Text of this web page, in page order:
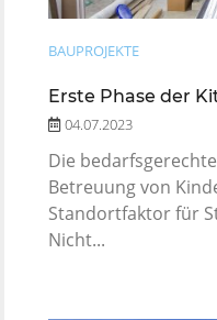
BAUPROJEKTE
Erste Phase der
04.07.2023
Die
Betreuung von
Standortfaktor für
Nicht...